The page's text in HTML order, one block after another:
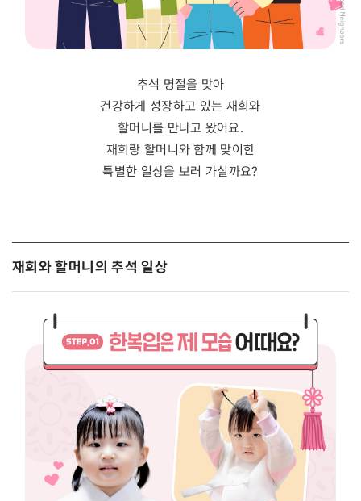
추석 명절을 맞아
건강하게 성장하고 있는 재희와
할머니를 만나고 왔어요.
재희랑 할머니와 함께 맞이한
특별한 일상을 보러 가실까요?
재희와 할머니의 추석 일상